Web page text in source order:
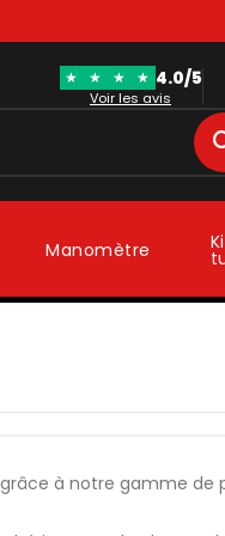
★ ★ ★ ★ 4.0/5
Voir les avis
Manomètre
à notre gamme de